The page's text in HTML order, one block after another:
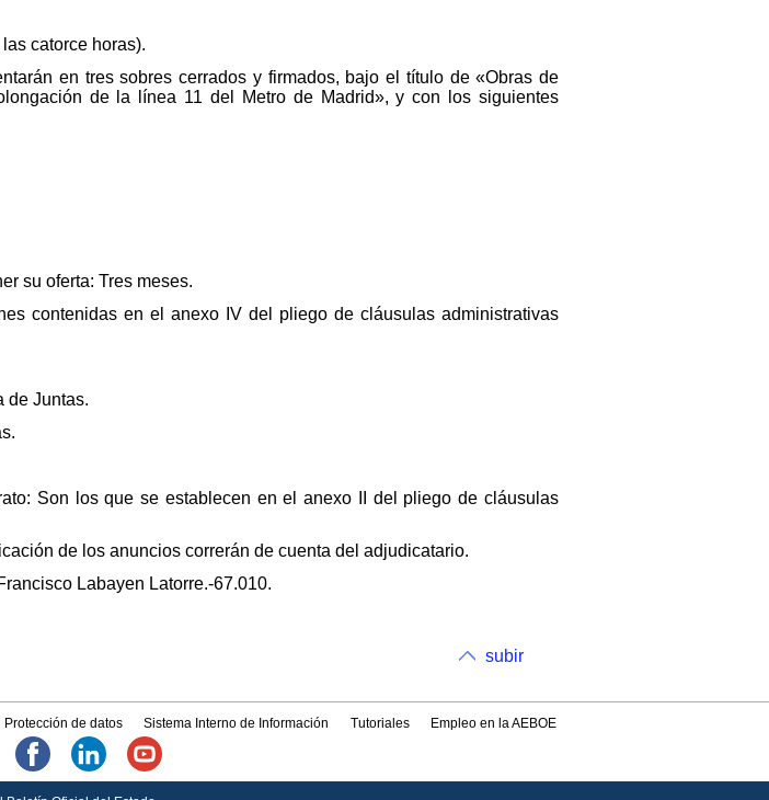
catorce horas).
en tres sobres cerrados y firmados, bajo el título de «Obras de
de la línea 11 del Metro de Madrid», y con los siguientes
su oferta: Tres meses.
contenidas en el anexo IV del pliego de cláusulas administrativas
de Juntas.
Son los que se establecen en el anexo II del pliego de cláusulas
de los anuncios correrán de cuenta del adjudicatario.
Labayen Latorre.-67.010.
subir
Protección de datos Sistema Interno de Información Tutoriales Empleo en la AEBOE